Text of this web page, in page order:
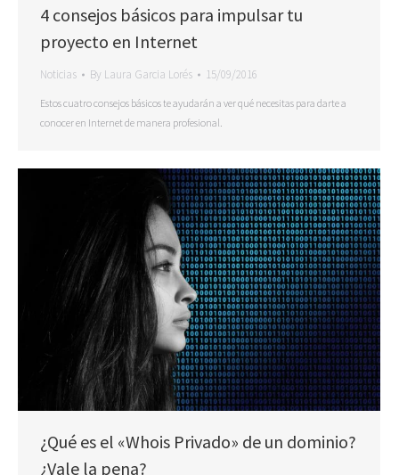
4 consejos básicos para impulsar tu
proyecto en Internet
Noticias By Laura Garcia Lorés 15/09/2016
Estos cuatro consejos básicos te ayudarán a ver qué necesitas para darte a
conocer en Internet de manera profesional.
¿Qué es el «Whois Privado» de un dominio?
¿Vale la pena?